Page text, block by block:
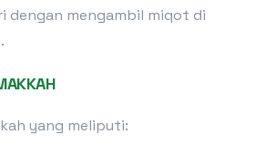
dengan mengambil miqot di
yang meliputi: